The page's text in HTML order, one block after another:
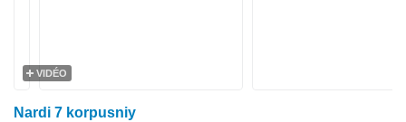
VIDÉO
Nardi 7 korpusniy